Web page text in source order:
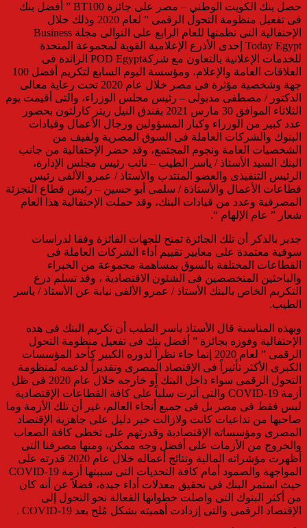
حصل بنك الكويت الوطني – مصر على جائزة BT100 ” أفضل بنك
فى تفعيل منظومة التحول الرقمى ” لعام 2020 وذلك خلال
الإحتفالية التى نظمتها للعام الرابع على التوالى مجلة Business
Today Egypt إحدى الأذرع الإعلامية القوية لمجموعة المتحدة
للخدمات الإعلانية بالتعاون مع شركةPOD Egypt الرائدة فى
العلاقات العامة والإعلام، ومؤسسة اليوم السابع لتكريم أفضل 100
جهة وشخصية مؤثرة فى مصر خلال عام 2020 تحت رعاية معالى
الدكتور / مصطفى مدبولى – رئيس مجلس الوزراء، والتى أقيمت يوم
الثلاثاء الموافق 30 مارس 2021 بفندق النيل ريتز كارلتون بحضور
عدد كبير من الوزراء وكبار المسؤولين ورجال الأعمال وقيادات
البنوك والشركات العاملة فى السوق المصرية ولفيف من
الشخصيات العامة ونجوم المجتمع، وقد حضر الإحتفالية من جانب
البنك السيد الأستاذ / ياسر الطيب – نائب رئيس مجلس الإدارة،
الرئيس التنفيذى والعضو المنتدب والأستاذ / عمرو الألفى رئيس
قطاعات الأعمال والأستاذة / سلمى أبو حسين – رئيس قطاع التجزئة
المصرفية وعدد من قيادات البنك، وقد حملت الإحتفالية هذا العام
شعار ” عام الإلهام “.
جدير بالذكر أن تلك الجائزة تمنح للجهات الفائزة وفقا لدراسات
سوقية معتمدة على معايير تقييم أداء الشركات العاملة فى
القطاعات المختلفة بالسوق بمساهمة مجموعة من الخبراء
والباحثين المتخصصين فى الشئون الاقتصادية ، وقد تسلم درع
التكريم الخاص بالبنك الأستاذ / عمرو الألفى نيابة عن الأستاذ / ياسر
الطيب.
وبهذه المناسبة قال الأستاذ ياسر الطيب أن تكريم البنك فى هذه
الإحتفالية وفوزه بجائزة ” أفضل بنك فى تفعيل منظومة التحول
الرقمى ” لعام 2020 إنما جاء نظراً لدوره الكبير كأحد المؤسسات
الكبرى الأكثر تأثيراً فى الإقتصاد المصرى وتقديراً لدعمه لمنظومة
التحول الرقمى سواء داخل البنك أو خارجه خلال عام 2020 فى ظل
أزمة COVID-19 والتى أثرت سلباً على كافة القطاعات الإقتصادية
ليس فقط فى مصر بل فى جميع أنحاء العالم، غير أن تلك الأزمة وما
صاحبها من تداعيات كانت ولازالت خير دليل على جاهزية الإقتصاد
المصرى ومؤسساته الإقتصادية وقدرتهم على تخطى كافة الصعاب
والخروج من الأزمات على أفضل وجه ممكن، ومنها مصرفنا التى
أظهرت مؤشراته المالية ونتائج أعماله خلال عام 2020 قدرته على
المواجهة والصمود أمام كافة التحديات التى سببتها أزمة COVID-19
حيث استمر البنك فى تحقيق معدلات أداء جيدة، فضلاً عن أنه كان
من أكثر البنوك التى واصلت خطواتها الفعالة نحو التحول إلى
الإقتصاد الرقمى والتى إزدادت أهميته بشكل مُلح بعد COVID-19 .